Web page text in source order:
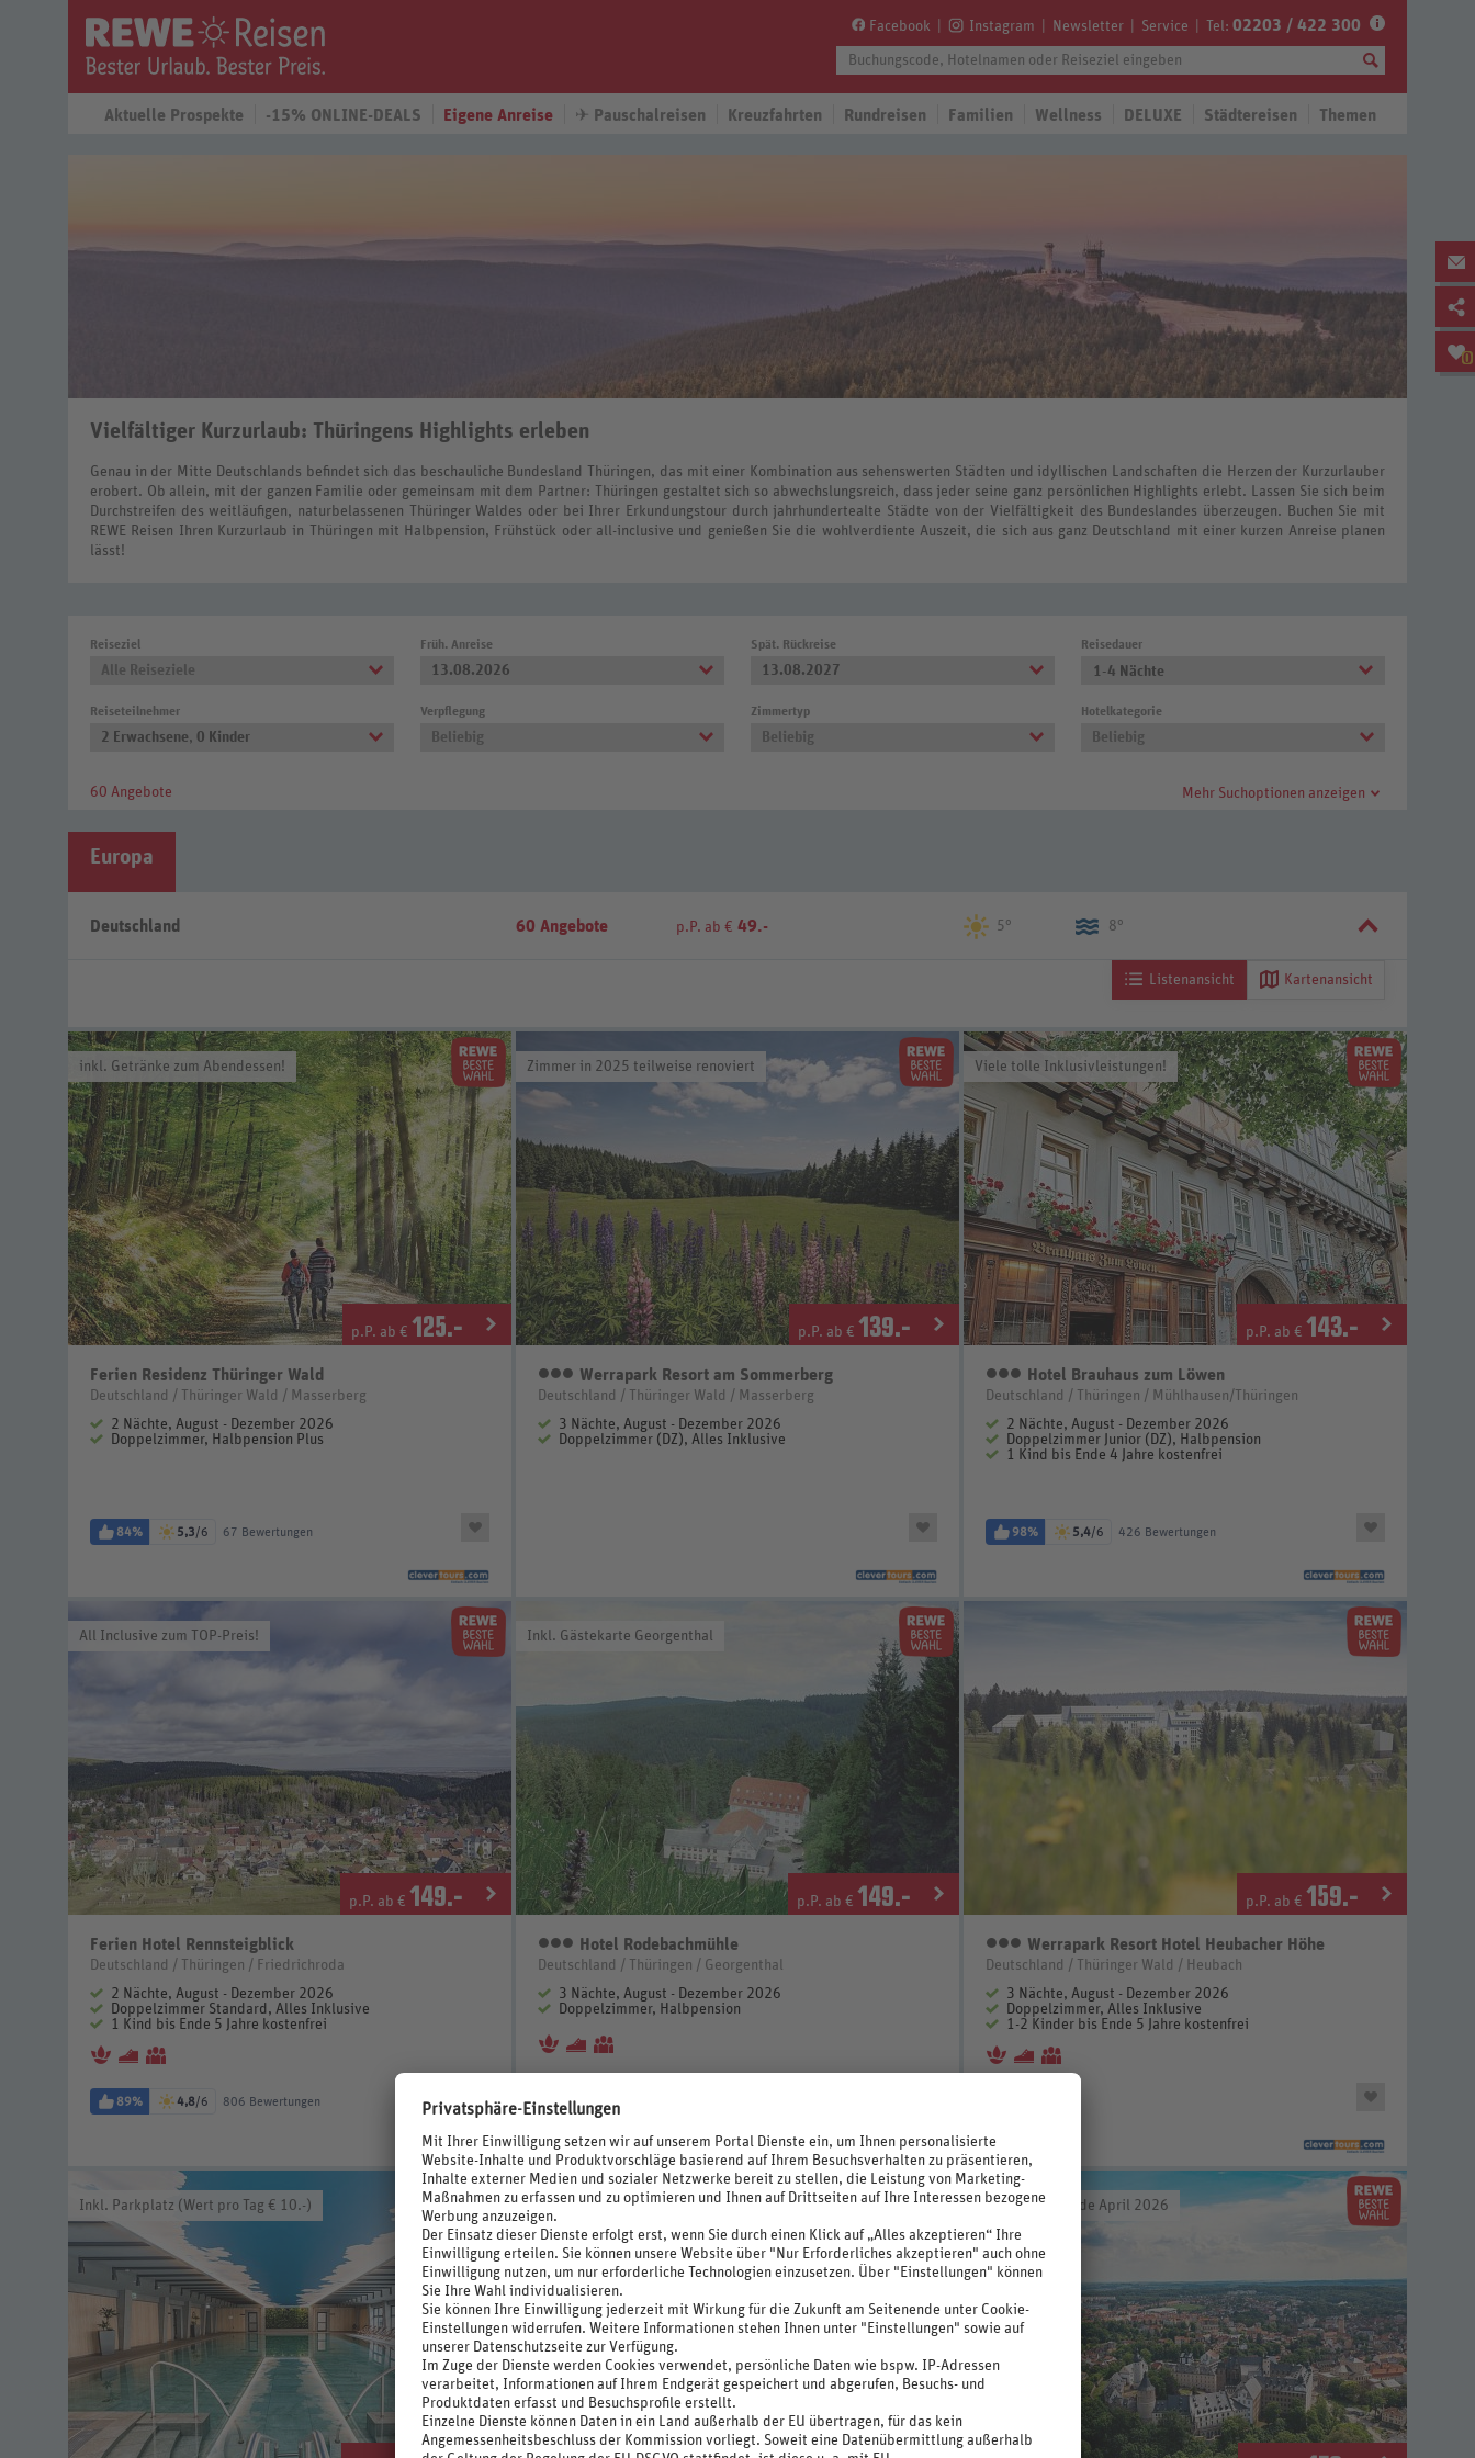
Facebook Instagram Newsletter Service Tel: 02203 / 422 300
Aktuelle Prospekte -15% ONLINE-DEALS Eigene Anreise ✈ Pauschalreisen Kreuzfahrten Rundreisen Familien Wellness DELUXE Städtereisen Themen
0
Vielfältiger Kurzurlaub: Thüringens Highlights erleben
Genau in der Mitte Deutschlands befindet sich das beschauliche Bundesland Thüringen, das mit einer Kombination aus sehenswerten Städten und idyllischen Landschaften die Herzen der Kurzurlauber
erobert. Ob allein, mit der ganzen Familie oder gemeinsam mit dem Partner: Thüringen gestaltet sich so abwechslungsreich, dass jeder seine ganz persönlichen Highlights erlebt. Lassen Sie sich beim
Durchstreifen des weitläufigen, naturbelassenen Thüringer Waldes oder bei Ihrer Erkundungstour durch jahrhundertealte Städte von der Vielfältigkeit des Bundeslandes überzeugen. Buchen Sie mit
REWE Reisen Ihren Kurzurlaub in Thüringen mit Halbpension, Frühstück oder all-inclusive und genießen Sie die wohlverdiente Auszeit, die sich aus ganz Deutschland mit einer kurzen Anreise planen
lässt!
Reiseziel
Alle Reiseziele
Früh. Anreise
13.08.2026
Spät. Rückreise
13.08.2027
Reisedauer
1-4 Nächte
Reiseteilnehmer
2 Erwachsene, 0 Kinder
Verpflegung
Beliebig
Zimmertyp
Beliebig
Hotelkategorie
Beliebig
60 Angebote Mehr Suchoptionen anzeigen
Europa
Deutschland 60 Angebote p.P. ab € 49.- 5° 8°
Listenansicht Kartenansicht
inkl. Getränke zum Abendessen!
p.P. ab € 125.-
Ferien Residenz Thüringer Wald
Deutschland / Thüringer Wald / Masserberg
2 Nächte, August - Dezember 2026
Doppelzimmer, Halbpension Plus
84% 5,3/6 67 Bewertungen
Zimmer in 2025 teilweise renoviert
p.P. ab € 139.-
3 Sterne
Werrapark Resort am Sommerberg
Deutschland / Thüringer Wald / Masserberg
3 Nächte, August - Dezember 2026
Doppelzimmer (DZ), Alles Inklusive
Viele tolle Inklusivleistungen!
p.P. ab € 143.-
3 Sterne
Hotel Brauhaus zum Löwen
Deutschland / Thüringen / Mühlhausen/Thüringen
2 Nächte, August - Dezember 2026
Doppelzimmer Junior (DZ), Halbpension
1 Kind bis Ende 4 Jahre kostenfrei
98% 5,4/6 426 Bewertungen
All Inclusive zum TOP-Preis!
p.P. ab € 149.-
Ferien Hotel Rennsteigblick
Deutschland / Thüringen / Friedrichroda
2 Nächte, August - Dezember 2026
Doppelzimmer Standard, Alles Inklusive
1 Kind bis Ende 5 Jahre kostenfrei
89% 4,8/6 806 Bewertungen
Inkl. Gästekarte Georgenthal
p.P. ab € 149.-
3 Sterne
Hotel Rodebachmühle
Deutschland / Thüringen / Georgenthal
3 Nächte, August - Dezember 2026
Doppelzimmer, Halbpension
69%
p.P. ab € 159.-
3 Sterne
Werrapark Resort Hotel Heubacher Höhe
Deutschland / Thüringer Wald / Heubach
3 Nächte, August - Dezember 2026
Doppelzimmer, Alles Inklusive
1-2 Kinder bis Ende 5 Jahre kostenfrei
Inkl. Parkplatz (Wert pro Tag € 10.-) Neueröffnung Ende April 2026